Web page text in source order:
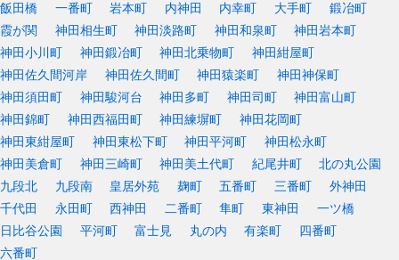
飯田橋 一番町 岩本町 内神田 内幸町 大手町
鍛冶町
霞が関
神田相生町 神田淡路町 神田和泉町
神田岩本町
神田小川町
神田鍛冶町 神田北乗物町
神田紺屋町
神田佐久間河岸
神田佐久間町 神田猿楽町
神田神保町
神田須田町
神田駿河台 神田多町 神田司町
神田富山町
神田錦町
神田西福田町 神田練塀町
神田花岡町
神田東紺屋町
神田東松下町 神田平河町
神田松永町
神田美倉町
神田三崎町 神田美土代町 紀尾井町
北の丸公園
九段北
九段南 皇居外苑 麹町 五番町 三番町
外神田
千代田
永田町 西神田 二番町 隼町 東神田
一ツ橋
日比谷公園
平河町 富士見 丸の内 有楽町
四番町
六番町